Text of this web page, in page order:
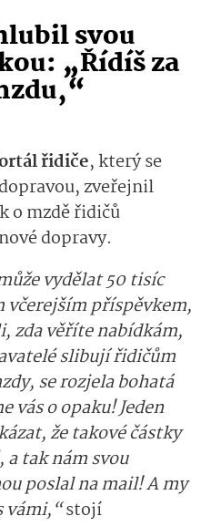
svou
„Řídíš za
řidiče, který se
zveřejnil
o mzdě řidičů
dopravy.
vydělat 50 tisíc
včerejším příspěvkem,
zda věříte nabídkám,
slibují řidičům
se rozjela bohatá
vás o opaku! Jeden
že takové částky
tak nám svou
poslal na mail! A my
vámi,“stojí